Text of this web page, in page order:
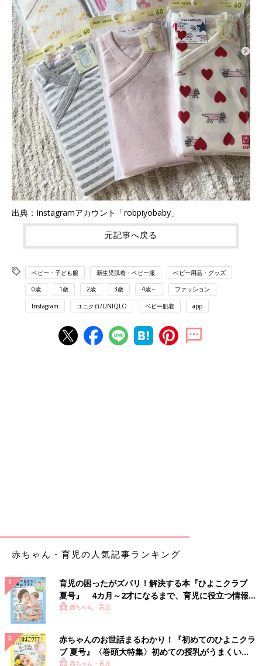
出典：Instagramアカウント「robpiyobaby」
元記事へ戻る
ベビー・子ども服 新生児肌着・ベビー服 ベビー用品・グッズ
0歳 1歳 2歳 3歳 4歳～ ファッション
Instagram ユニクロ/UNIQLO ベビー肌着 app
赤ちゃん・育児の人気記事ランキング
育児の困ったがズバリ！解決する本『ひよこクラブ
夏号』 4カ月～2才になるまで、育児に役立つ情報が
いっぱい！
赤ちゃん・育児
赤ちゃんのお世話まるわかり！『初めてのひよこクラ
ブ 夏号』〈巻頭大特集〉初めての授乳がうまくい
赤ちゃん・育児